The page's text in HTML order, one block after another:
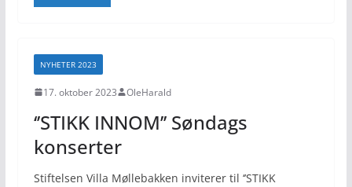
NYHETER 2023
17. oktober 2023 OleHarald
‘’STIKK INNOM’’ Søndags
konserter
Stiftelsen Villa Møllebakken inviterer til ‘’STIKK